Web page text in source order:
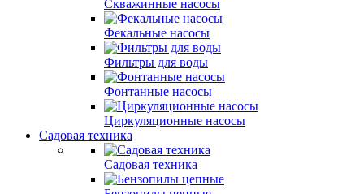
Скважинные насосы
Фекальные насосы
Фильтры для воды
Фонтанные насосы
Циркуляционные насосы
Садовая техника
Садовая техника